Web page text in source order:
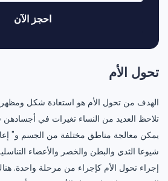
احجز الآن
تحول الأم
الهدف من تحول الأم هو استعادة شكل ومظهر
تلاحظ العديد من النساء تغيرات في
يمكن معالجة مناطق مختلفة من الجسم و"
شيوعا الثدي والبطن والخصر والأعضاء
إجراء تحول الأم كإجراء من مرحلة واحدة.